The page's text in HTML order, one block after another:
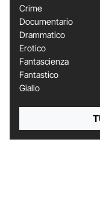
Crime
Documentario
Drammatico
Erotico
Fantascienza
Fantastico
Giallo